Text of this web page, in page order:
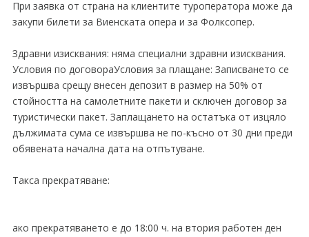
При заявка от страна на клиентите туроператора може да
закупи билети за Виенската опера и за Фолксопер.
Здравни изисквания: няма специални здравни изисквания.
Условия по договораУсловия за плащане: Записването се
извършва срещу внесен депозит в размер на 50% от
стойността на самолетните пакети и сключен договор за
туристически пакет. Заплащането на остатъка от изцяло
дължимата сума се извършва не по-късно от 30 дни преди
обявената начална дата на отпътуване.
Такса прекратяване:
ако прекратяването е до 18:00 ч. на втория работен ден